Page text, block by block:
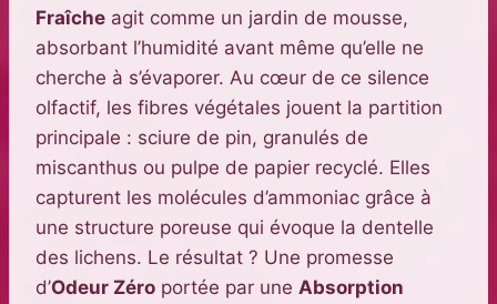
Fraîche agit comme un jardin de mousse,
absorbant l’humidité avant même qu’elle ne
cherche à s’évaporer. Au cœur de ce silence
olfactif, les fibres végétales jouent la partition
principale : sciure de pin, granulés de
miscanthus ou pulpe de papier recyclé. Elles
capturent les molécules d’ammoniac grâce à
une structure poreuse qui évoque la dentelle
des lichens. Le résultat ? Une promesse
d’Odeur Zéro portée par une Absorption